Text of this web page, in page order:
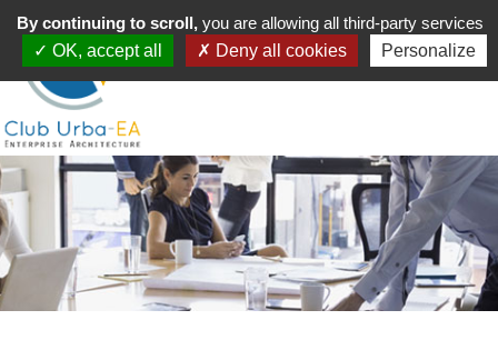
Toggle
navigation
MENU
By continuing to scroll, you are allowing all third-party services
OK, accept all
Deny all cookies Personalize